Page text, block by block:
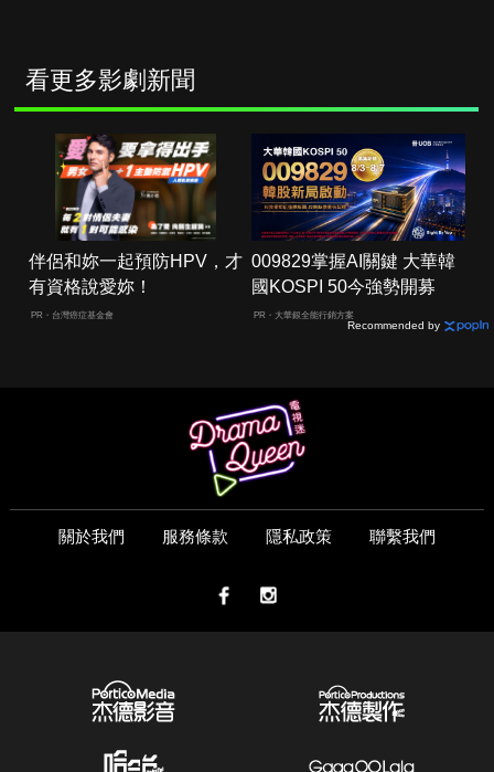
看更多影劇新聞
伴侶和妳一起預防HPV，才
有資格說愛妳！
PR・台灣癌症基金會
009829掌握AI關鍵 大華韓
國KOSPI 50今強勢開募
PR・大華銀全能行銷方案
Recommended by
關於我們 服務條款 隱私政策 聯繫我們